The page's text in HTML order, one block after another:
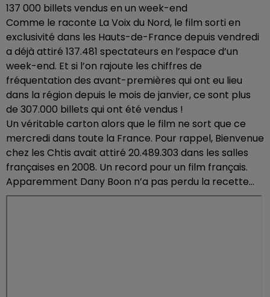
137 000 billets vendus en un week-end
Comme le raconte La Voix du Nord, le film sorti en
exclusivité dans les Hauts-de-France depuis vendredi
a déjà attiré 137.481 spectateurs en l’espace d’un
week-end. Et si l’on rajoute les chiffres de
fréquentation des avant-premières qui ont eu lieu
dans la région depuis le mois de janvier, ce sont plus
de 307.000 billets qui ont été vendus !
Un véritable carton alors que le film ne sort que ce
mercredi dans toute la France. Pour rappel, Bienvenue
chez les Chtis avait attiré 20.489.303 dans les salles
françaises en 2008. Un record pour un film français.
Apparemment Dany Boon n’a pas perdu la recette…